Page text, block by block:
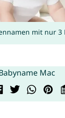
mit nur 3